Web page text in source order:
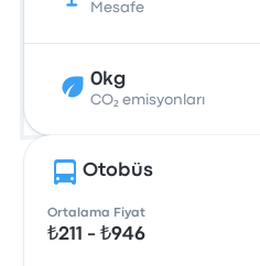
Mesafe
0kg
CO₂ emisyonları
Otobüs
Ortalama Fiyat
₺211 - ₺946